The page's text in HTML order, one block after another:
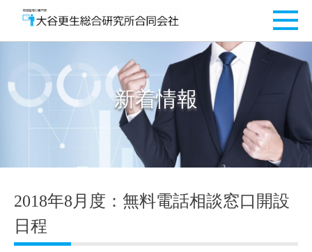
新着情報
2018年8月度：無料電話相談窓口開設
日程